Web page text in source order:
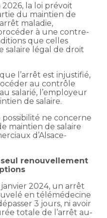
la loi prévoit
du maintien de
maladie,
à une contre-
que celles
salaire légal de droit
l’arrêt est injustifié,
au contrôle
salarié, l’employeur
de salaire.
ne concerne
maintien de salaire
d’Alsace-
renouvellement
2024, un arrêt
en télémédecine
3 jours, ni avoir
totale de l’arrêt au-